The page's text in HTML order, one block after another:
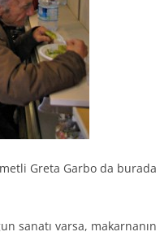
Greta Garbo da
varsa, makarnanın